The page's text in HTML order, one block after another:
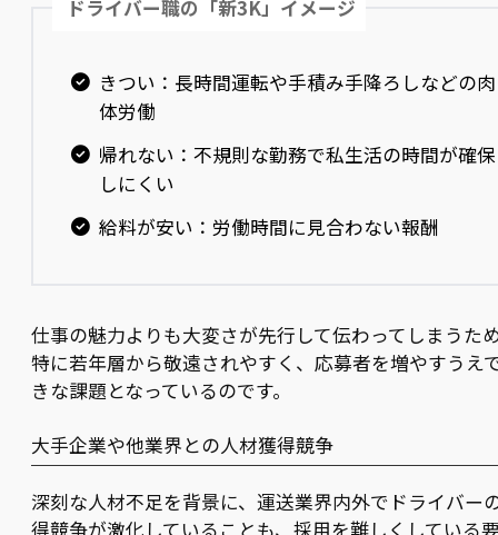
ドライバー職の「新3K」イメージ
きつい：長時間運転や手積み手降ろしなどの肉
体労働
帰れない：不規則な勤務で私生活の時間が確保
しにくい
給料が安い：労働時間に見合わない報酬
仕事の魅力よりも大変さが先行して伝わってしまうた
特に若年層から敬遠されやすく、応募者を増やすうえ
きな課題となっているのです。
大手企業や他業界との人材獲得競争
深刻な人材不足を背景に、運送業界内外でドライバー
得競争が激化していることも、採用を難しくしている